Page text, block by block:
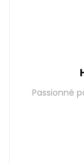
Passionné